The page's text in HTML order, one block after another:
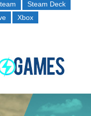
Steam Deck
Xbox